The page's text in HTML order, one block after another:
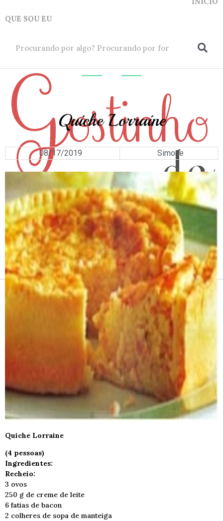
QUE SOU EU
Receitas e vinhos
Quiche Lorraine
08/17/2019 Simone
Quiche Lorraine
(4 pessoas)
Ingredientes:
Recheio:
3 ovos
250 g de creme de leite
6 fatias de bacon
2 colheres de sopa de manteiga